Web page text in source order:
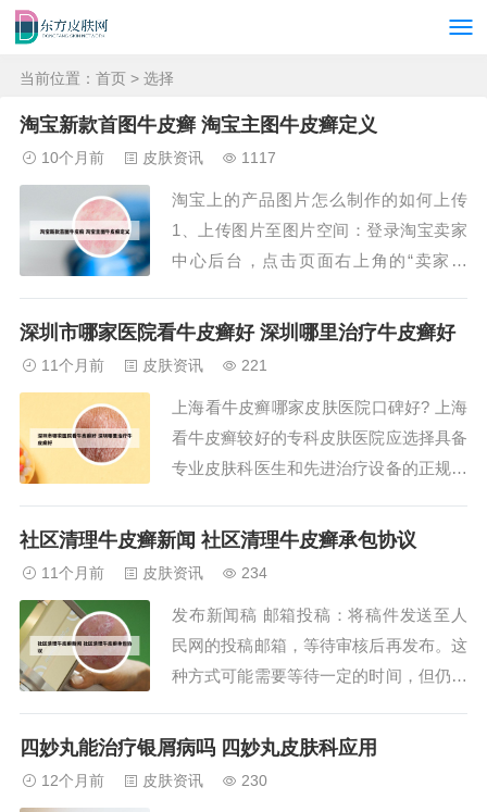
当前位置： 首页 > 选择
淘宝新款首图牛皮癣 淘宝主图牛皮癣定义
10个月前 皮肤资讯 1117
淘宝上的产品图片怎么制作的如何上传
1、上传图片至图片空间：登录淘宝卖家
中心后台，点击页面右上角的“卖家中
击“图片空间”。进入图片空间后，点击页
击“保存”上传至图片空间。2、保存和上
传：最...
深圳市哪家医院看牛皮癣好 深圳哪里治疗牛皮癣好
11个月前 皮肤资讯 221
上海看牛皮癣哪家皮肤医院口碑好? 上海
看牛皮癣较好的专科皮肤医院应选择具备
专业皮肤科医生和先进治疗设备的正规大
键点：皮肤科专科水平：选择皮肤科专业
患者提供科学、有效的治疗方案。皮损部
位的鳞屑也...
社区清理牛皮癣新闻 社区清理牛皮癣承包协议
11个月前 皮肤资讯 234
发布新闻稿 邮箱投稿：将稿件发送至人
民网的投稿邮箱，等待审核后再发布。这
种方式可能需要等待一定的时间，但仍然
台：可以选择在专业的新闻发布平台上发
四妙丸能治疗银屑病吗 四妙丸皮肤科应用
12个月前 皮肤资讯 230